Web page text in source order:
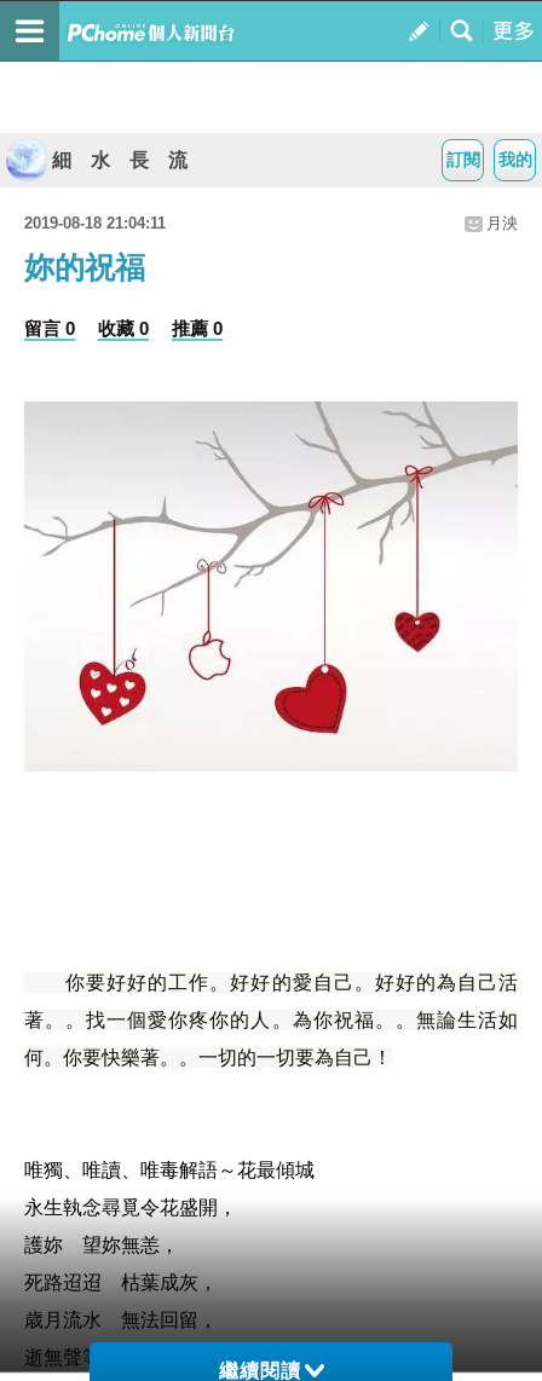
我的
訂閱
細 水 長 流
2019-08-18 21:04:11 月泱
妳的祝福
留言 0 收藏 0 推薦 0
你要好好的工作。好好的愛自己。好好的為自己活
著。。找一個愛你疼你的人。為你祝福。。無論生活如
何。你要快樂著。。一切的一切要為自己！
唯獨、唯讀、唯毒解語～花最傾城
永生執念尋覓令花盛開，
護妳 望妳無恙，
死路迢迢 枯葉成灰，
歳月流水 無法回留，
逝無聲等成空 無望，
繼續閱讀